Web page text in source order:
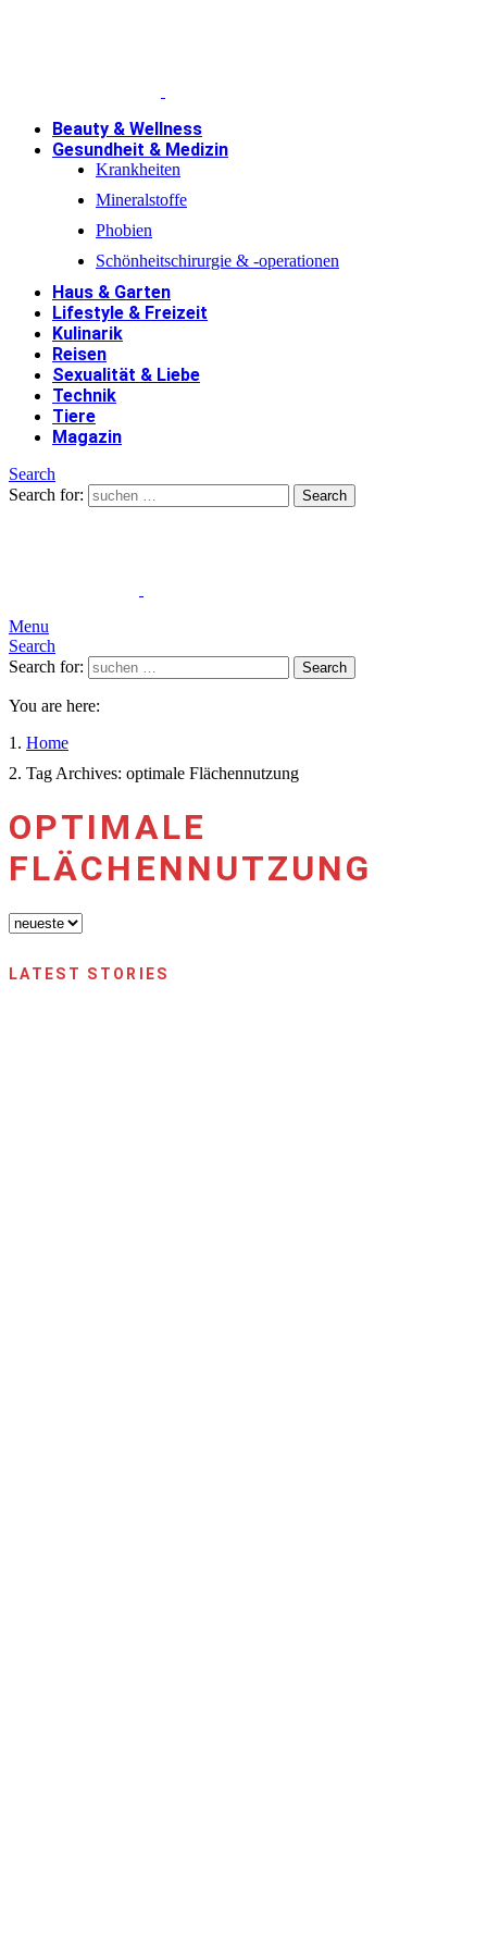
Beauty & Wellness
Gesundheit & Medizin
Krankheiten
Mineralstoffe
Phobien
Schönheitschirurgie & -operationen
Haus & Garten
Lifestyle & Freizeit
Kulinarik
Reisen
Sexualität & Liebe
Technik
Tiere
Magazin
Search
Search for:
Search
Menu
Search
Search for:
Search
You are here:
Home
Tag Archives: optimale Flächennutzung
OPTIMALE
FLÄCHENNUTZUNG
LATEST STORIES